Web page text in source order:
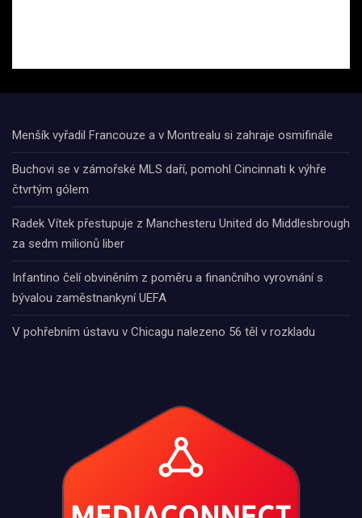
Menšík vyřadil Francouze a v Montrealu si zahraje osmifinále
Buchovi se v zámořské MLS daří, pomohl Cincinnati k výhře
čtvrtým gólem
Radek Vítek přestupuje z Manchesteru United do Middlesbrough
za sedm milionů liber
Infantino čelí obviněním z poměru a finančního vyrovnání s
bývalou zaměstnankyní UEFA
V pohřebním ústavu v Chicagu nalezeno 56 těl v rozkladu